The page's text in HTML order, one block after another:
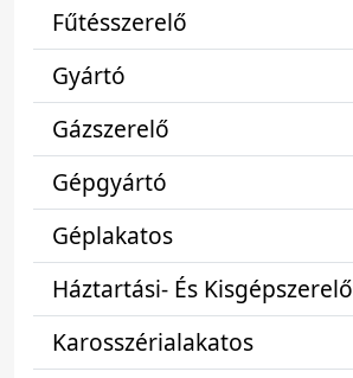
Fűtésszerelő
Gyártó
Gázszerelő
Gépgyártó
Géplakatos
Háztartási- És Kisgépszerelő
Karosszérialakatos